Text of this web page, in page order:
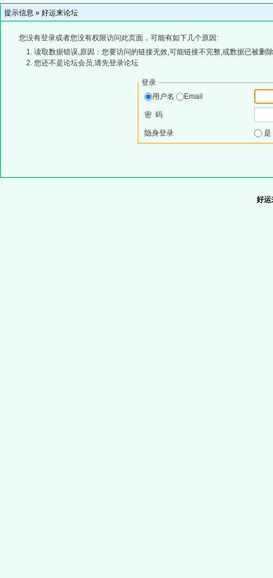
提示信息 » 好运来论坛
您没有登录或者您没有权限访问此页面，可能有如下几个原因:
读取数据错误,原因：您要访问的链接无效,可能链接不完整,或数据已被删
您还不是论坛会员,请先登录论坛
登录
用户名
Email
密 码
隐身登录
好